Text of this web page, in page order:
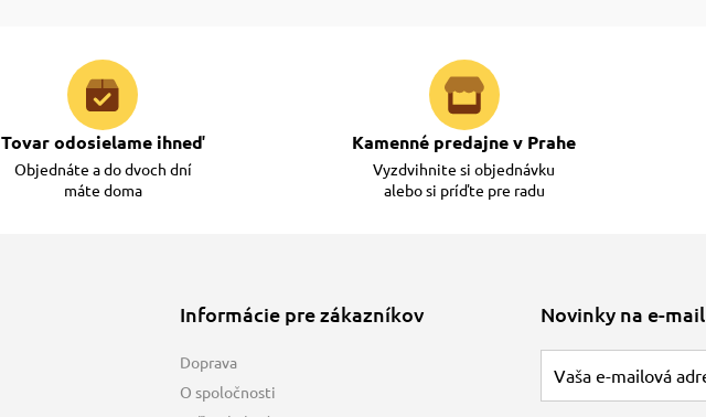
Tovar odosielame ihneď
Objednáte a do dvoch dní
máte doma
Kamenné predajne v Prahe
Vyzdvihnite si objednávku
alebo si príďte pre radu
Informácie pre zákazníkov
Doprava
O spoločnosti
Novinky na e-mail